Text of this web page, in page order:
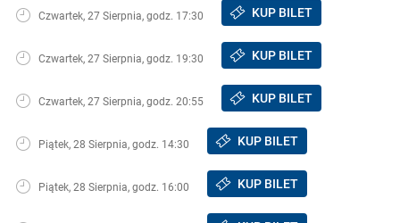
Czwartek, 27 Sierpnia, godz. 17:30 KUP BILET
Czwartek, 27 Sierpnia, godz. 19:30 KUP BILET
Czwartek, 27 Sierpnia, godz. 20:55 KUP BILET
Piątek, 28 Sierpnia, godz. 14:30 KUP BILET
Piątek, 28 Sierpnia, godz. 16:00 KUP BILET